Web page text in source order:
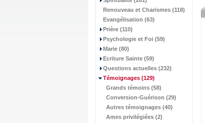
Renouveau et Charismes (118)
Evangélisation (63)
Prière (110)
Psychologie et Foi (59)
Marie (80)
Ecriture Sainte (59)
Questions actuelles (232)
Témoignages (129)
Grands témoins (58)
Conversion-Guérison (29)
Autres témoignages (40)
Ames privilégiées (2)